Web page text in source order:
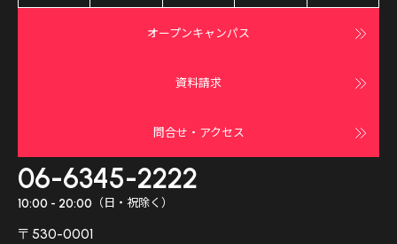
オープンキャンパス
資料請求
問合せ・アクセス
06-6345-2222
10:00 - 20:00 （日・祝除く）
〒530-0001